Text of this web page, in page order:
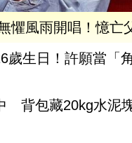
懼風雨開唱！憶亡
歲生日！許願當「
背包藏20kg水泥